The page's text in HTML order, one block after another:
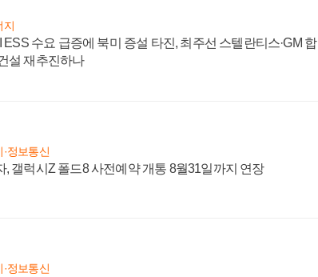
지
ESS 수요 급증에 북미 증설 타진, 최주선 스텔란티스·GM 합
설 재추진하나
·정보통신
, 갤럭시Z 폴드8 사전예약 개통 8월31일까지 연장
·정보통신